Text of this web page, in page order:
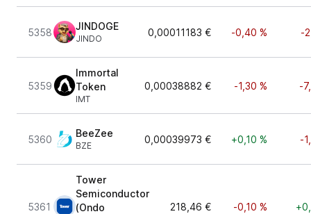
5358
JINDOGE
JINDO
0,00011183 € -0,40 % -
5359
Immortal
Token
IMT
0,00038882 € -1,30 % -
5360
BeeZee
BZE
0,00039973 € +0,10 % -
5361
Tower
Semiconductor
(Ondo
218,46 € -0,10 %